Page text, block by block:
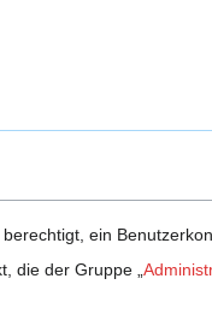
ein
die der Gruppe „